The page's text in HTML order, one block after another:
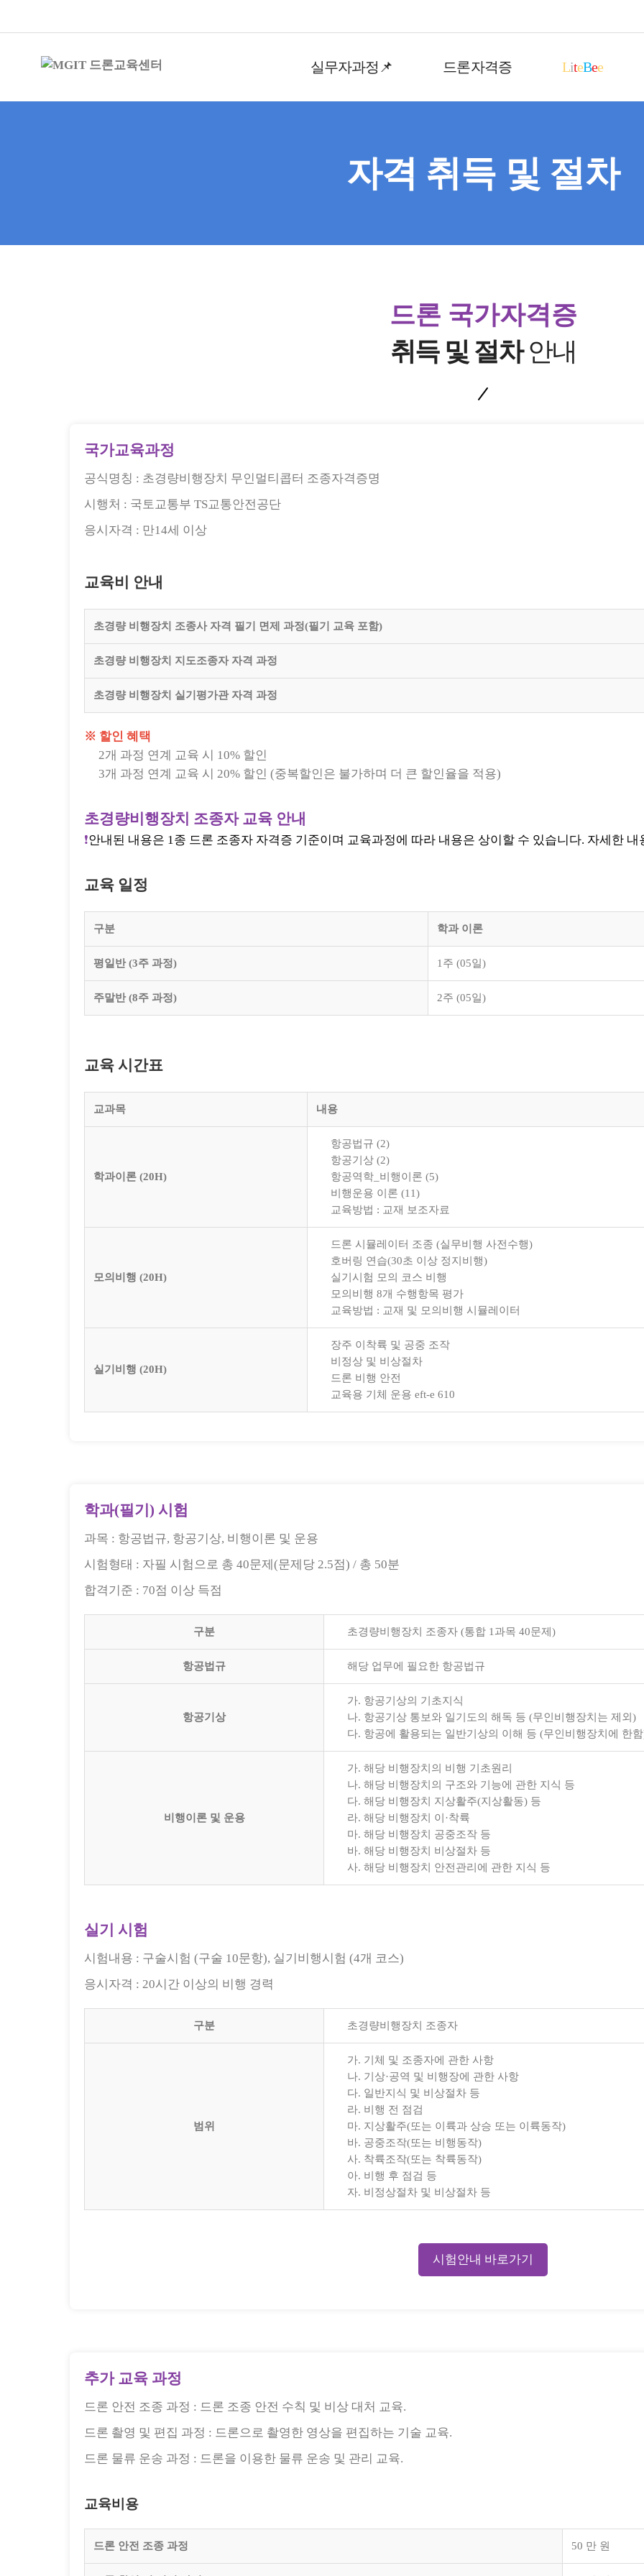
실무자과정📌 드론자격증 LiteBee
자격 취득 및 절차
드론 국가자격증
취득 및 절차안내
국가교육과정
공식명칭 : 초경량비행장치 무인멀티콥터 조종자격증명
시행처 : 국토교통부 TS교통안전공단
응시자격 : 만14세 이상
교육비 안내
초경량 비행장치 조종사 자격 필기 면제 과정(필기 교육 포함)
초경량 비행장치 지도조종자 자격 과정
초경량 비행장치 실기평가관 자격 과정
※ 할인 혜택
2개 과정 연계 교육 시 10% 할인
3개 과정 연계 교육 시 20% 할인 (중복할인은 불가하며 더 큰 할인율을 적용)
초경량비행장치 조종자 교육 안내
❗안내된 내용은 1종 드론 조종자 자격증 기준이며 교육과정에 따라 내용은 상이할 수 있습니다. 자세한
교육 일정
구분 학과 이론
평일반 (3주 과정) 1주 (05일)
주말반 (8주 과정) 2주 (05일)
교육 시간표
교과목 내용
학과이론 (20H)
항공법규 (2)
항공기상 (2)
항공역학_비행이론 (5)
비행운용 이론 (11)
교육방법 : 교재 보조자료
모의비행 (20H)
드론 시뮬레이터 조종 (실무비행 사전수행)
호버링 연습(30초 이상 정지비행)
실기시험 모의 코스 비행
모의비행 8개 수행항목 평가
교육방법 : 교재 및 모의비행 시뮬레이터
실기비행 (20H)
장주 이착륙 및 공중 조작
비정상 및 비상절차
드론 비행 안전
교육용 기체 운용 eft-e 610
학과(필기) 시험
과목 : 항공법규, 항공기상, 비행이론 및 운용
시험형태 : 자필 시험으로 총 40문제(문제당 2.5점) / 총 50분
합격기준 : 70점 이상 득점
구분 초경량비행장치 조종자 (통합 1과목 40문제)
항공법규 해당 업무에 필요한 항공법규
항공기상
가. 항공기상의 기초지식
나. 항공기상 통보와 일기도의 해독 등 (무인비행장치는 제외)
다. 항공에 활용되는 일반기상의 이해 등 (무인비행장치에 한
비행이론 및 운용
가. 해당 비행장치의 비행 기초원리
나. 해당 비행장치의 구조와 기능에 관한 지식 등
다. 해당 비행장치 지상활주(지상활동) 등
라. 해당 비행장치 이·착륙
마. 해당 비행장치 공중조작 등
바. 해당 비행장치 비상절차 등
사. 해당 비행장치 안전관리에 관한 지식 등
실기 시험
시험내용 : 구술시험 (구술 10문항), 실기비행시험 (4개 코스)
응시자격 : 20시간 이상의 비행 경력
구분 초경량비행장치 조종자
범위
가. 기체 및 조종자에 관한 사항
나. 기상·공역 및 비행장에 관한 사항
다. 일반지식 및 비상절차 등
라. 비행 전 점검
마. 지상활주(또는 이륙과 상승 또는 이륙동작)
바. 공중조작(또는 비행동작)
사. 착륙조작(또는 착륙동작)
아. 비행 후 점검 등
자. 비정상절차 및 비상절차 등
시험안내 바로가기
추가 교육 과정
드론 안전 조종 과정 : 드론 조종 안전 수칙 및 비상 대처 교육.
드론 촬영 및 편집 과정 : 드론으로 촬영한 영상을 편집하는 기술 교육.
드론 물류 운송 과정 : 드론을 이용한 물류 운송 및 관리 교육.
교육비용
드론 안전 조종 과정 50 만 원